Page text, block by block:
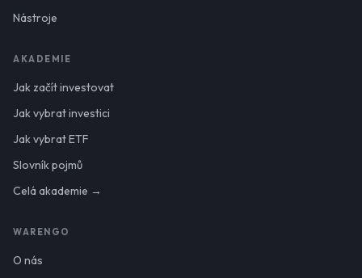
Nástroje
AKADEMIE
Jak začít investovat
Jak vybrat investici
Jak vybrat ETF
Slovník pojmů
Celá akademie →
WARENGO
O nás